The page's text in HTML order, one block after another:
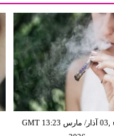
الثلاثاء ,03 آذار/ مارس GMT 13:23